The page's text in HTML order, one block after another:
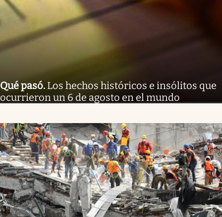
Qué pasó. Los hechos históricos e insólitos que
ocurrieron un 6 de agosto en el mundo